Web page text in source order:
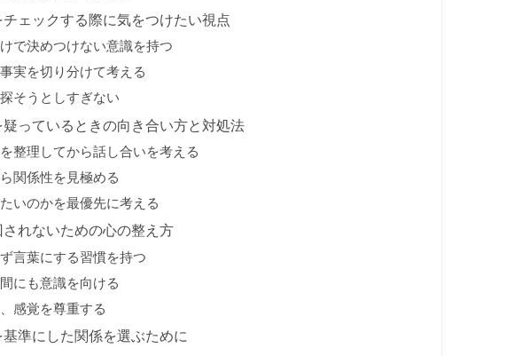
ェックする際に気をつけたい視点
で決めつけない意識を持つ
実を切り分けて考える
そうとしすぎない
っているときの向き合い方と対処法
整理してから話し合いを考える
関係性を見極める
いのかを最優先に考える
れないための心の整え方
言葉にする習慣を持つ
にも意識を向ける
感覚を尊重する
準にした関係を選ぶために